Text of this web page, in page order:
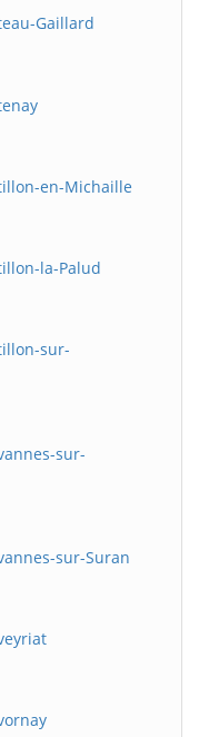
Gaillard
en-Michaille
la-Palud
sur-
sur-
sur-Suran